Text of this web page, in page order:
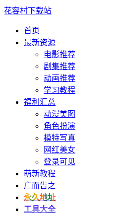
花容村下载站
首页
最新资源
电影推荐
剧集推荐
动画推荐
学习教程
福利汇总
动漫美图
角色扮演
模特写真
网红美女
登录可见
萌新教程
广而告之
永久地址
工具大全